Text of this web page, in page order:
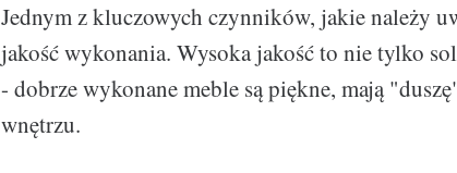
Jednym z kluczowych czynników, jakie należy
jakość wykonania. Wysoka jakość to nie tylko
- dobrze wykonane meble są piękne, mają
wnętrzu.